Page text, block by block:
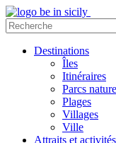
Destinations
Îles
Itinéraires
Parcs
Plages
Villages
Ville
Attraits et activités